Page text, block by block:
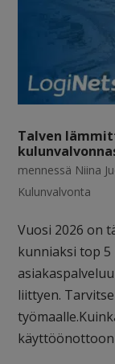
Talven
mennessä Niina
Kulunvalvonta
Vuosi 2026 on
kunniaksi top 5
liittyen.
käyttöönottoon